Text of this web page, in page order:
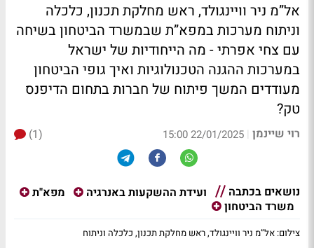
אל”מ ניר וויינגולד, ראש מחלקת תכנון, כלכלה
וניתוח מערכות במפא”ת שבמשרד הביטחון בשיחה
עם צחי אפרתי - מה הייחודיות של ישראל
במערכות ההגנה הטכנולוגיות ואיך גופי הביטחון
מעודדים המשך פיתוח של חברות בתחום הדיפנס
טק?
רוי שיינמן |
22/01/2025 15:00
(1)
נושאים בכתבה ועידת ההשקעות באנרגיה
מפא"ת
משרד הביטחון
צילום: אל”מ ניר וויינגולד, ראש מחלקת תכנון, כלכלה וניתוח